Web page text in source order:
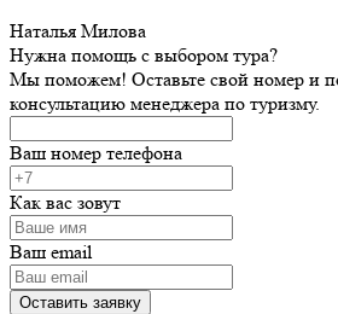
Наталья Милова
Нужна помощь с выбором тура?
Мы поможем! Оставьте свой номер и
консультацию менеджера по туризму.
Ваш номер телефона
Как вас зовут
Ваш email